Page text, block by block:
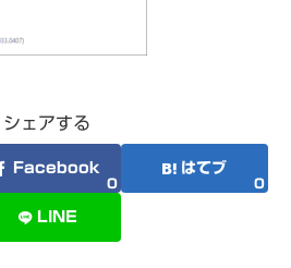
シェアする
Facebook
0
はてブ
0
LINE